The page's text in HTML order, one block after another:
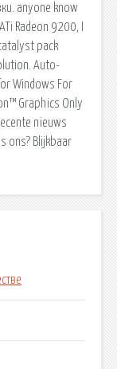
anyone know
Radeon 9200, I
pack
Auto-
Windows For
Graphics Only
nieuws
ons? Blijkbaar